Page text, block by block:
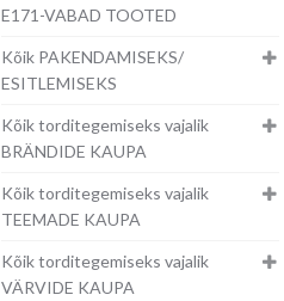
E171-VABAD TOOTED
Kõik PAKENDAMISEKS/
ESITLEMISEKS
Kõik torditegemiseks vajalik
BRÄNDIDE KAUPA
Kõik torditegemiseks vajalik
TEEMADE KAUPA
Kõik torditegemiseks vajalik
VÄRVIDE KAUPA